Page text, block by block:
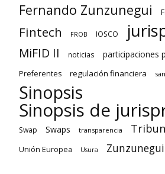
Fernando Zunzunegui
Fintech FROB IOSCO
MiFID II noticias participaciones
Preferentes regulación financiera
Sinopsis
Sinopsis de
Swap Swaps transparencia
Unión Europea Usura